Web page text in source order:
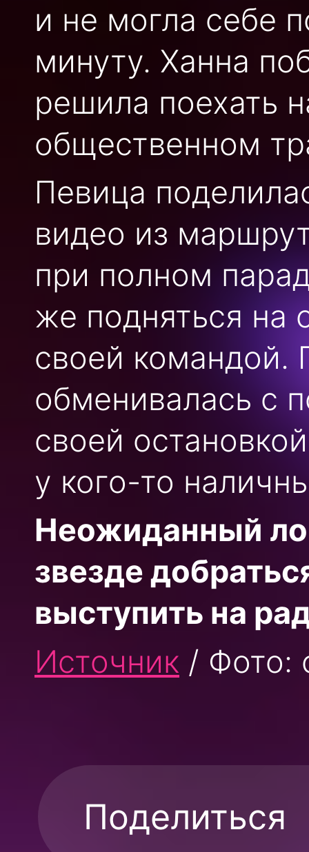
и не могла себе
минуту. Ханна
решила поехать
общественном
Певица
видео из
при полном
же подняться на
своей командой.
обменивалась с
своей
у кого-то
Неожиданный
звезде
выступить на
Источник / Фото:
Поделиться